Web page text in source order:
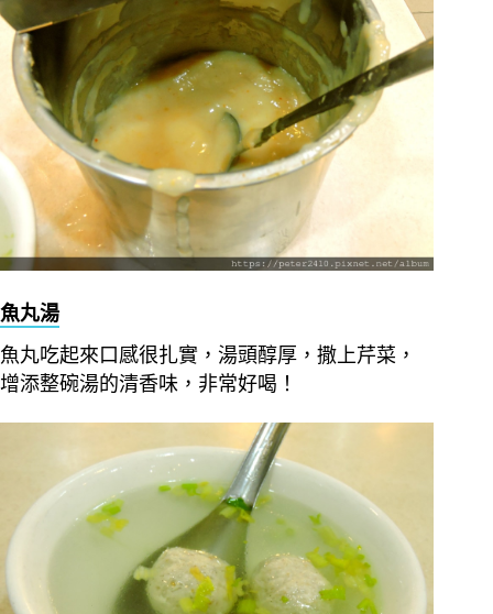
魚丸湯
魚丸吃起來口感很扎實，湯頭醇厚，撒上芹菜，
增添整碗湯的清香味，非常好喝！